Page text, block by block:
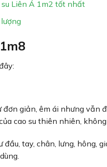
su Liên Á 1m2 tốt nhất
giản, êm ái nhưng vẫn
cao su thiên nhiên,
tay, chân, lưng, hông,